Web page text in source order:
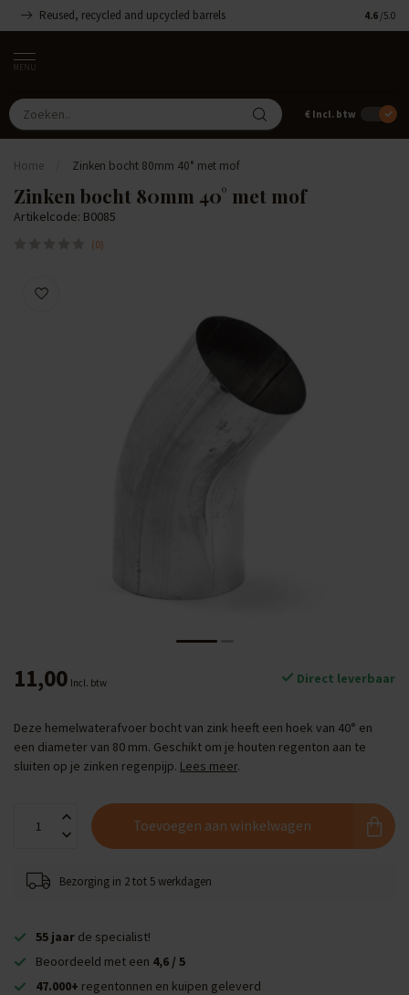
Reused, recycled and upcycled barrels 4.6 /5.0
MENU
€ Incl. btw
Home Zinken bocht 80mm 40° met mof
Zinken bocht 80mm 40° met mof
Artikelcode: B0085
(0)
11,00 Incl. btw Direct leverbaar
Deze hemelwaterafvoer bocht van zink heeft een hoek van 40° en
een diameter van 80 mm. Geschikt om je houten regenton aan te
sluiten op je zinken regenpijp. Lees meer.
Toevoegen aan winkelwagen
Bezorging in 2 tot 5 werkdagen
55 jaar de specialist!
Beoordeeld met een 4,6 / 5
47.000+ regentonnen en kuipen geleverd